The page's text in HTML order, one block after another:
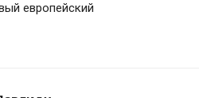
европейский